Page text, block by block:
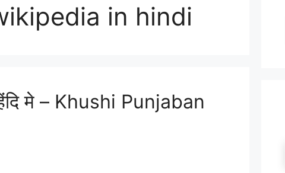
in hindi
मे – Khushi Punjaban